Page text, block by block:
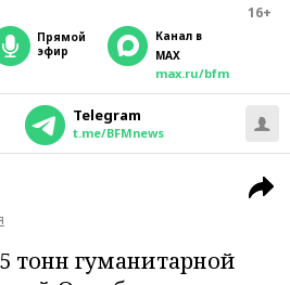
16+
прямой
эфир
Канал в
MAX
max.ru/bfm
Telegram
t.me/BFMnews
тонн гуманитарной